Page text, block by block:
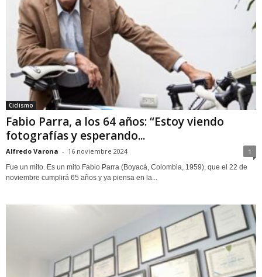
Ciclismo
Fabio Parra, a los 64 años: “Estoy viendo
fotografías y esperando...
Alfredo Varona - 16 noviembre 2024 1
Fue un mito. Es un mito Fabio Parra (Boyacá, Colombia, 1959), que el 22 de
noviembre cumplirá 65 años y ya piensa en la...